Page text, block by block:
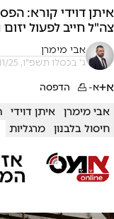
איתן דוידי קורא:
צה"ל חייב לפעול
אבי מימרן
ג' בכסלו תשפ"ו, 23/11/25 22:51
א+א- הדפסה
אבי מימרן איתן דוידי
חיסול בלבנון
מרגליות